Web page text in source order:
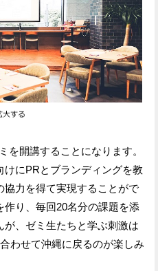
を開講することになります。
にPRとブランディングを教
協力を得て実現することがで
り、毎回20名分の課題を添
、ゼミ生たちと学ぶ刺激は
わせて沖縄に戻るのが楽しみ